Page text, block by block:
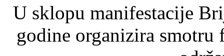
U sklopu manifestacije
godine organizira